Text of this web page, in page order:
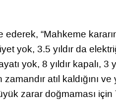
ederek, “Mahkeme
yok, 3.5 yıldır da
yok, 8 yıldır kapalı, 3
atıl kaldığını ve
zarar doğmaması için